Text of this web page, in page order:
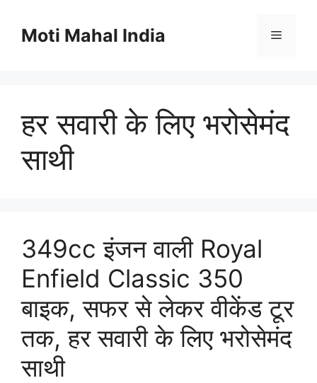
contentMoti Mahal India Menu
हर सवारी के लिए भरोसेमंद
साथी
349cc इंजन वाली Royal
Enfield Classic 350
बाइक, सफर से लेकर वीकेंड टूर
तक, हर सवारी के लिए भरोसेमंद
साथी